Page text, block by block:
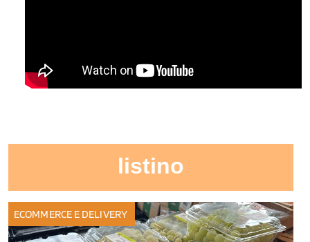
listino
ECOMMERCE E DELIVERY